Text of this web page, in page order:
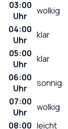
03:00
Uhr
wolkig
04:00
Uhr
klar
05:00
Uhr
klar
06:00
Uhr
sonnig
07:00
Uhr
wolkig
08:00 leicht